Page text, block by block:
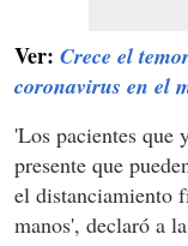
Ver: Crece el
coronavirus en el
'Los pacientes que
presente que
el distanciamiento
manos', declaró a